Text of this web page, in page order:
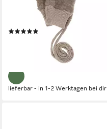
weich, mit Halteband,
16,99 €
(13,61 €/ 1 Paar)
lieferbar - in 1-2 Werktagen bei dir